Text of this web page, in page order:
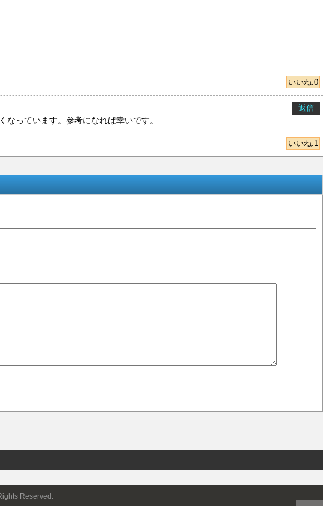
いいね:0
返信
っています。参考になれば幸いです。
いいね:1
Reserved.